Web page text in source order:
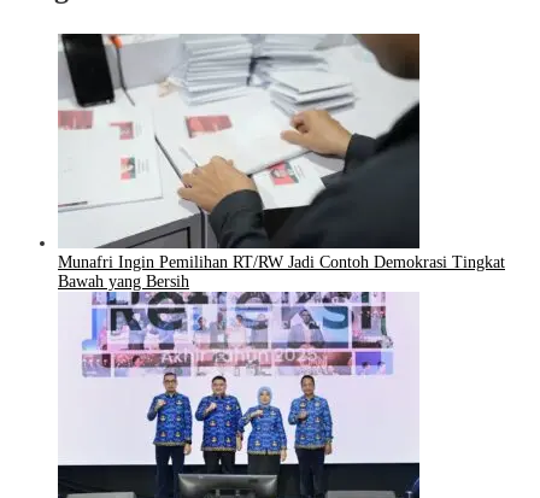
Munafri Ingin Pemilihan RT/RW Jadi Contoh Demokrasi Tingkat
Bawah yang Bersih